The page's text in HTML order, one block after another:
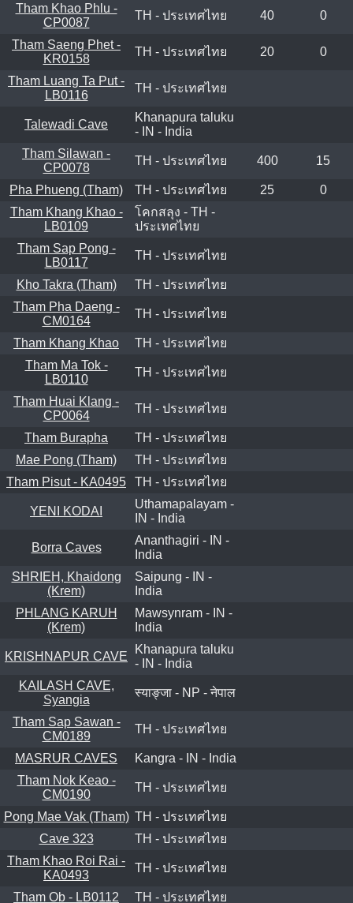
Tham Khao Phlu -
CP0087
TH - ประเทศไทย 40 0
Tham Saeng Phet -
KR0158
TH - ประเทศไทย 20 0
Tham Luang Ta Put -
LB0116
TH - ประเทศไทย
Talewadi Cave
Khanapura taluku
- IN - India
Tham Silawan -
CP0078
TH - ประเทศไทย 400 15
Pha Phueng (Tham) TH - ประเทศไทย 25
0
Tham Khang Khao -
LB0109
โคกสลุง - TH -
ประเทศไทย
Tham Sap Pong -
LB0117
TH - ประเทศไทย
Kho Takra (Tham)
TH - ประเทศไทย
Tham Pha Daeng -
CM0164
TH - ประเทศไทย
Tham Khang Khao
TH - ประเทศไทย
Tham Ma Tok -
LB0110
TH - ประเทศไทย
Tham Huai Klang -
CP0064
TH - ประเทศไทย
Tham Burapha
TH - ประเทศไทย
Mae Pong (Tham)
TH - ประเทศไทย
Tham Pisut - KA0495
TH - ประเทศไทย
YENI KODAI
Uthamapalayam -
IN - India
Borra Caves
Ananthagiri - IN -
India
SHRIEH, Khaidong
(Krem)
Saipung - IN -
India
PHLANG KARUH
(Krem)
Mawsynram - IN -
India
KRISHNAPUR CAVE
Khanapura taluku
- IN - India
KAILASH CAVE,
Syangia
स्याङ्जा - NP - नेपाल
Tham Sap Sawan -
CM0189
TH - ประเทศไทย
MASRUR CAVES
Kangra - IN - India
Tham Nok Keao -
CM0190
TH - ประเทศไทย
Pong Mae Vak (Tham) TH - ประเทศไทย
Cave 323
TH - ประเทศไทย
Tham Khao Roi Rai -
KA0493
TH - ประเทศไทย
Tham Ob - LB0112 TH - ประเทศไทย